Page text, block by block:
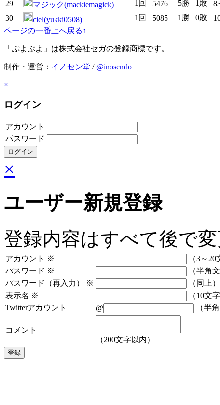
29
マジック(mackiemagick) 1回 5476 5勝 1敗
30
ciel(yukki0508) 1回 5085 1勝 0敗
ページの一番上へ戻る↑
「ぷよぷよ」は株式会社セガの登録商標です。
制作・運営： イノセン堂 / @inosendo
×
ログイン
アカウント
パスワード
×
ユーザー新規登録
登録内容はすべて後で
アカウント ※
（3～
パスワード ※
（半角
パスワード（再入力）
※
（同上）
表示名 ※
（10文
Twitterアカウント
@ （半
コメント
（200文字以内）